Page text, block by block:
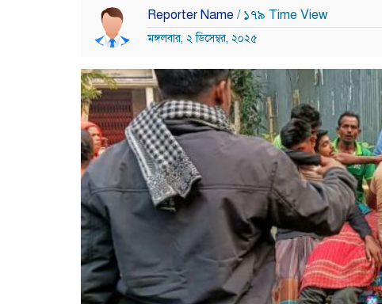
Reporter Name / ১৭৯ Time View
মঙ্গলবার, ২ ডিসেম্বর, ২০২৫